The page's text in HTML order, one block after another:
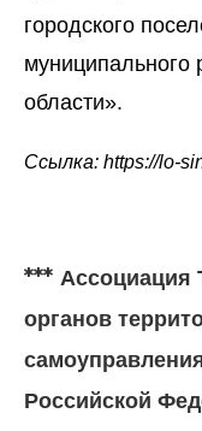
городского
муниципального
области».
Ссылка: https://lo-
*** Ассоциация
органов
Российской